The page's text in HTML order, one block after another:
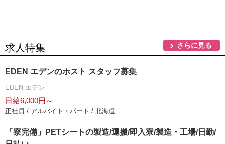
求人特集 さらに見る
EDEN エデンのホスト スタッフ募集
EDEN エデン
日給6,000円～
正社員 / アルバイト・パート / 北海道
「寮完備」PETシートの製造/運搬/即入寮/製造・工場/日勤/